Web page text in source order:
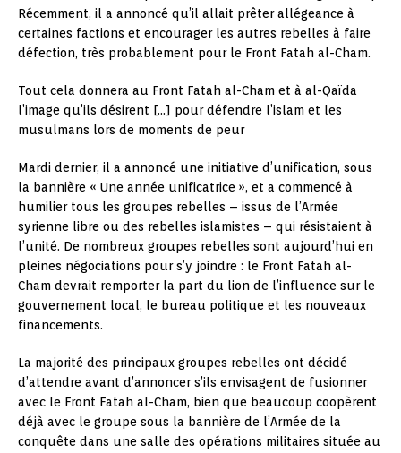
Récemment, il a annoncé qu’il allait prêter allégeance à
certaines factions et encourager les autres rebelles à faire
défection, très probablement pour le Front Fatah al-Cham.
Tout cela donnera au Front Fatah al-Cham et à al-Qaïda
l’image qu’ils désirent […] pour défendre l’islam et les
musulmans lors de moments de peur
Mardi dernier, il a annoncé une initiative d’unification, sous
la bannière « Une année unificatrice », et a commencé à
humilier tous les groupes rebelles – issus de l’Armée
syrienne libre ou des rebelles islamistes – qui résistaient à
l’unité. De nombreux groupes rebelles sont aujourd’hui en
pleines négociations pour s’y joindre : le Front Fatah al-
Cham devrait remporter la part du lion de l’influence sur le
gouvernement local, le bureau politique et les nouveaux
financements.
La majorité des principaux groupes rebelles ont décidé
d’attendre avant d’annoncer s’ils envisagent de fusionner
avec le Front Fatah al-Cham, bien que beaucoup coopèrent
déjà avec le groupe sous la bannière de l’Armée de la
conquête dans une salle des opérations militaires située au